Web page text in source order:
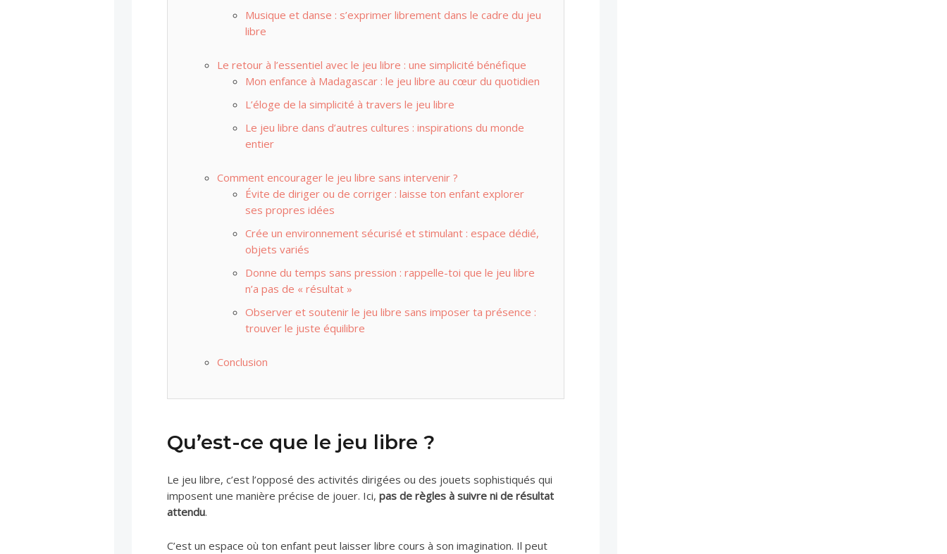
Musique et danse : s’exprimer librement dans le cadre du jeu
libre
Le retour à l’essentiel avec le jeu libre : une simplicité bénéfique
Mon enfance à Madagascar : le jeu libre au cœur du quotidien
L’éloge de la simplicité à travers le jeu libre
Le jeu libre dans d’autres cultures : inspirations du monde
entier
Comment encourager le jeu libre sans intervenir ?
Évite de diriger ou de corriger : laisse ton enfant explorer
ses propres idées
Crée un environnement sécurisé et stimulant : espace dédié,
objets variés
Donne du temps sans pression : rappelle-toi que le jeu libre
n’a pas de « résultat »
Observer et soutenir le jeu libre sans imposer ta présence :
trouver le juste équilibre
Conclusion
Qu’est-ce que le jeu libre ?
Le jeu libre, c’est l’opposé des activités dirigées ou des jouets sophistiqués qui
imposent une manière précise de jouer. Ici,pas de règles à suivre ni de résultat
attendu.
C’est un espace où ton enfant peut laisser libre cours à son imagination. Il peut